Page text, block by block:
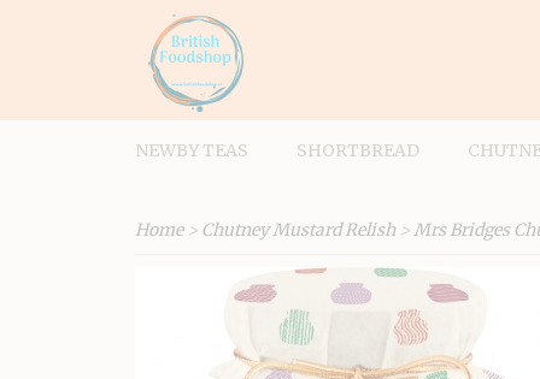
NEWBY TEAS SHORTBREAD
Home> Chutney Mustard Relish >Mrs Bridges